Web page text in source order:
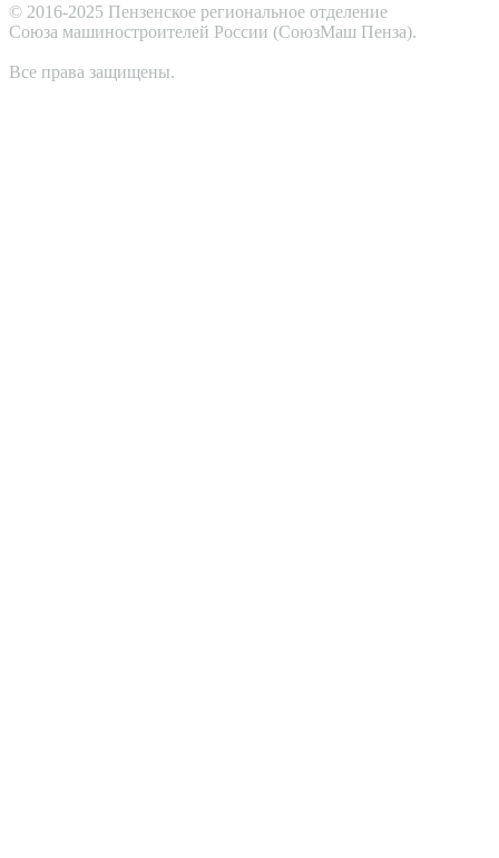
© 2016-2025 Пензенское региональное отделение
Cоюза машиностроителей России (СоюзМаш Пенза).
Все права защищены.